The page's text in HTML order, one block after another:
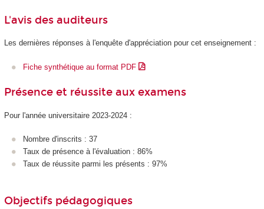
L'avis des auditeurs
Les dernières réponses à l'enquête d'appréciation pour cet enseignement :
Fiche synthétique au format PDF
Présence et réussite aux examens
Pour l'année universitaire 2023-2024 :
Nombre d'inscrits : 37
Taux de présence à l'évaluation : 86%
Taux de réussite parmi les présents : 97%
Objectifs pédagogiques